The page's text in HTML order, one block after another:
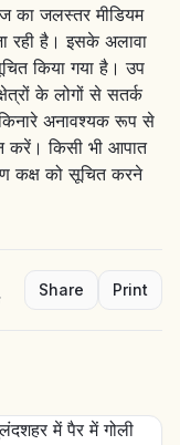
का जलस्तर मीडियम
रही है। इसके अलावा
किया गया है। उप
के लोगों से सतर्क
अनावश्यक रूप से
करें। किसी भी आपात
कक्ष को सूचित करने
Share Print